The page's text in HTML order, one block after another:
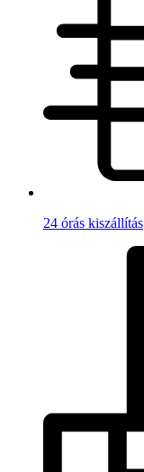
24 órás kiszállítás